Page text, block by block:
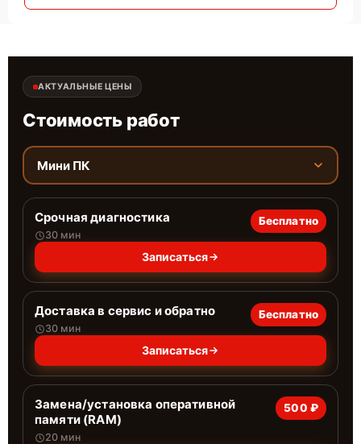
АКТУАЛЬНЫЕ ЦЕНЫ
Стоимость работ
Мини ПК
Срочная диагностика
30 мин
Бесплатно
Записаться
Доставка в сервис и обратно
30 мин
Бесплатно
Записаться
Замена/установка оперативной
памяти (RAM)
20 мин
500 ₽